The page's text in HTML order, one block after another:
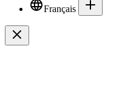
Français